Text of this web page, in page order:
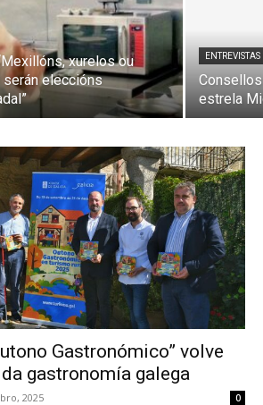
xurelos ou
eleccións
ENTREVISTAS
estrela
Gastronómico” volve
gastronomía galega
2025 0